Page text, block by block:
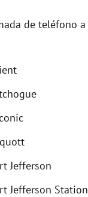
de teléfono a
Jefferson
Jefferson Station